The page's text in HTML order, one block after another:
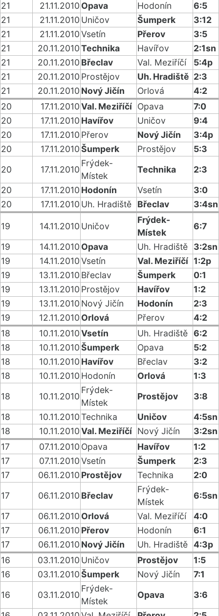
21
21.11.2010 Opava Hodonín
6:5
21
21.11.2010 Uničov Šumperk
3:12
21
21.11.2010Vsetín Přerov
3:5
21
20.11.2010Technika Havířov
2:1sn
21
20.11.2010 Břeclav Val. Meziříčí
5:4p
21
20.11.2010 Prostějov Uh. Hradiště 2:3
21
20.11.2010 Nový Jičín Orlová
4:2
20
17.11.2010Val. Meziříčí Opava
7:0
20
17.11.2010 Havířov Uničov
9:4
20
17.11.2010 Přerov Nový Jičín
3:4p
20
17.11.2010Šumperk Prostějov
5:3
20
17.11.2010
Frýdek-
Místek
Technika
2:3
20
17.11.2010 Hodonín Vsetín
3:0
20
17.11.2010 Uh. Hradiště Břeclav 3:4sn
19 14.11.2010 Uničov
Frýdek-
Místek
6:7
19
14.11.2010 Opava Uh. Hradiště
3:2sn
19
14.11.2010Vsetín Val. Meziříčí 1:2p
19
13.11.2010 Břeclav Šumperk
0:1
19
13.11.2010 Prostějov Havířov
1:2
19
13.11.2010 Nový Jičín Hodonín
2:3
19
12.11.2010 Orlová Přerov
4:2
18
10.11.2010Vsetín Uh. Hradiště 6:2
18
10.11.2010Šumperk Opava
5:2
18
10.11.2010 Havířov Břeclav
3:2
18
10.11.2010 Hodonín Orlová
1:3
18
10.11.2010
Frýdek-
Místek
Prostějov
3:8
18
10.11.2010Technika Uničov
4:5sn
18
10.11.2010Val. Meziříčí Nový Jičín
3:2sn
17
07.11.2010 Opava Havířov
1:2
17
07.11.2010Vsetín Šumperk
2:3
17
06.11.2010 Prostějov Technika
2:0
17
06.11.2010 Břeclav
Frýdek-
Místek
6:5sn
17
06.11.2010 Orlová Val. Meziříčí
4:0
17
06.11.2010 Přerov Hodonín
6:1
17
06.11.2010 Nový Jičín Uh. Hradiště 4:3p
16
03.11.2010 Uničov Prostějov
1:5
16
03.11.2010Šumperk Nový Jičín
7:1
16
03.11.2010
Frýdek-
Místek
Opava
3:6